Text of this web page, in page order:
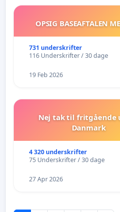
OPSIG BASEAFTALEN
731 underskrifter
116 Underskrifter / 30 dage
19 Feb 2026
Nej tak til fritgående
Danmark
4 320 underskrifter
75 Underskrifter / 30 dage
27 Apr 2026